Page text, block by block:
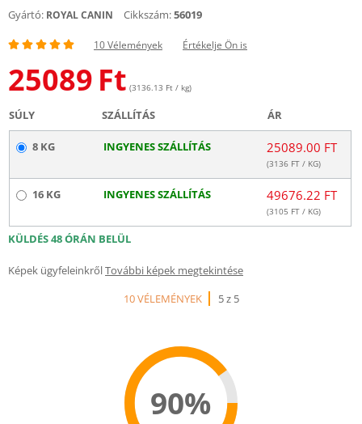
Gyártó: ROYAL CANIN Cikkszám:56019
10 Vélemények Értékelje Ön is
25089 Ft (3136.13 Ft / kg)
SÚLY SZÁLLÍTÁS ÁR
8 KG INGYENES SZÁLLÍTÁS 25089.00 FT
(3136 FT / KG)
16 KG INGYENES SZÁLLÍTÁS 49676.22 FT
(3105 FT / KG)
KÜLDÉS 48 ÓRÁN BELÜL
Képek ügyfeleinkrőlTovábbi képek megtekintése
10 VÉLEMÉNYEK
5 z 5
90%